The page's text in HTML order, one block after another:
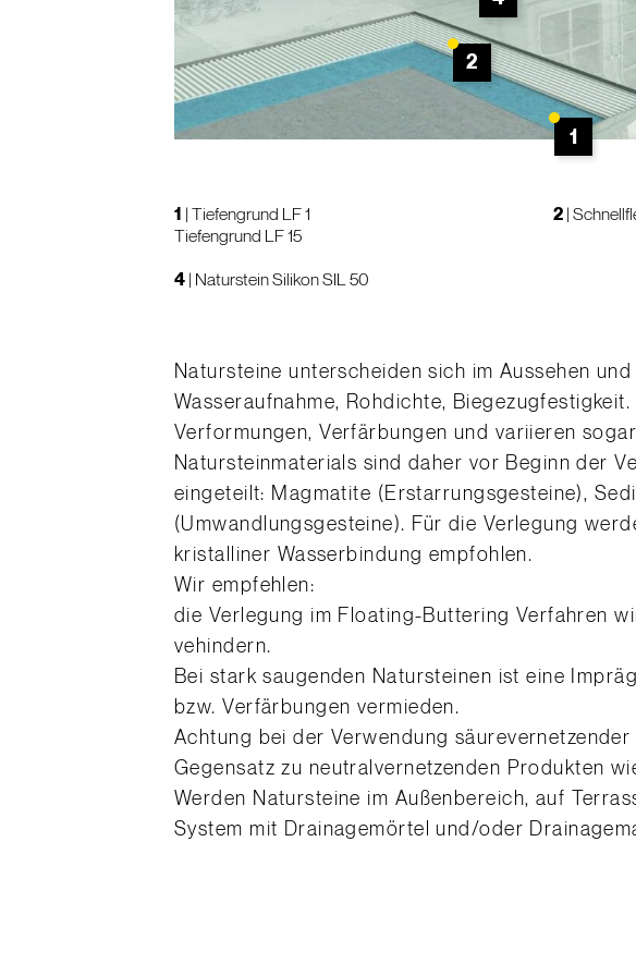
1
2
1
Tiefengrund LF 1
Tiefengrund LF 15
2
4 Naturstein Silikon SIL 50
Natursteine unterscheiden sich im Aussehen
Wasseraufnahme, Rohdichte,
Verformungen, Verfärbungen und variieren
Natursteinmaterials sind daher vor Beginn der
eingeteilt: Magmatite (Erstarrungsgesteine),
(Umwandlungsgesteine). Für die Verlegung
kristalliner Wasserbindung empfohlen.
Wir empfehlen:
die Verlegung im Floating-Buttering Verfahren
vehindern.
Bei stark saugenden Natursteinen ist eine
bzw. Verfärbungen vermieden.
Achtung bei der Verwendung
Gegensatz zu neutralvernetzenden Produkten
Werden Natursteine im Außenbereich, auf
System mit Drainagemörtel und/oder